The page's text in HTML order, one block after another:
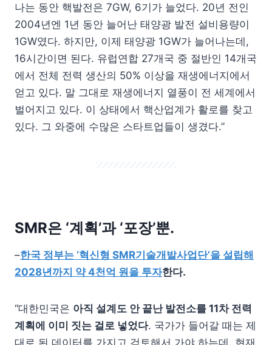
나는 동안 핵발전은 7GW, 6기가 늘었다. 20년 전인
2004년엔 1년 동안 늘어난 태양광 발전 설비용량이
1GW였다. 하지만, 이제 태양광 1GW가 늘어나는데,
16시간이면 된다. 유럽연합 27개국 중 절반인 14개국
에서 전체 전력 생산의 50% 이상을 재생에너지에서
얻고 있다. 말 그대로 재생에너지 열풍이 전 세계에서
벌어지고 있다. 이 상태에서 핵산업계가 활로를 찾고
있다. 그 와중에 수많은 스타트업들이 생겼다.”
SMR은 ‘계획’과 ‘포장’뿐.
–한국 정부는 ‘혁신형 SMR기술개발사업단’을 설립해
2028년까지 약 4천억 원을 투자한다.
“대한민국은 아직 설계도 안 끝난 발전소를 11차 전력
계획에 이미 짓는 걸로 넣었다. 국가가 들어갈 때는 제
대로 된 데이터를 가지고 검토해서 가야 하는데, 현재